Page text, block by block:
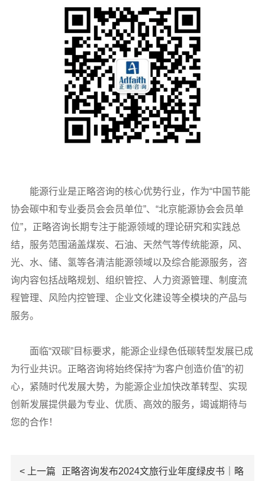
能源行业是正略咨询的核心优势行业，作为“中国节能
协会碳中和专业委员会会员单位”、“北京能源协会会员单
位”，正略咨询长期专注于能源领域的理论研究和实践总
结，服务范围涵盖煤炭、石油、天然气等传统能源，风、
光、水、储、氢等各清洁能源领域以及综合能源服务，咨
询内容包括战略规划、组织管控、人力资源管理、制度流
程管理、风险内控管理、企业文化建设等全模块的产品与
服务。
面临“双碳”目标要求，能源企业绿色低碳转型发展已成
为行业共识。正略咨询将始终保持“为客户创造价值”的初
心，紧随时代发展大势，为能源企业加快改革转型、实现
创新发展提供最为专业、优质、高效的服务，竭诚期待与
您的合作！
< 上一篇 正略咨询发布2024文旅行业年度绿皮书｜略